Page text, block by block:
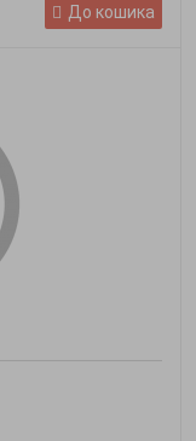
До кошика